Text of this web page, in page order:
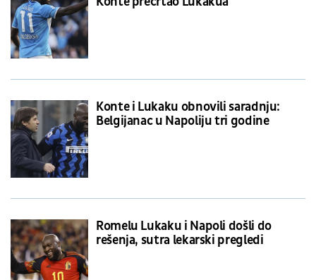
Konte i Lukaku obnovili saradnju:
Belgijanac u Napoliju tri godine
Romelu Lukaku i Napoli došli do
rešenja, sutra lekarski pregledi